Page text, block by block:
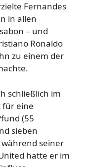
Fernandes
in allen
– und
Ronaldo
zu einem der
schließlich im
für eine
(55
sieben
seiner
hatte er im